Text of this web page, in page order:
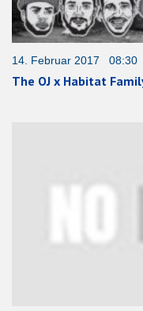
14. Februar 2017 08:30
The OJ x Habitat